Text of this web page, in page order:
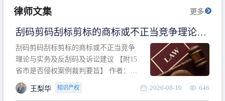
律师文集 更多
刮码剪码刮标剪标的商标或不正当竞争理论与
实务及反刮码及诉讼建议 【附15省市是否侵权
案例裁判要旨】
刮码剪码刮标剪标的商标或不正当竞争
理论与实务及反刮码及诉讼建议 【附15
省市是否侵权案例裁判要旨】 作者：浙
江杭知桥律师事务所 王梨华 周靖超 【导
读】 第一部分：刮码剪码刮标剪标的商
王梨华 知识产权 2026-08-10 646